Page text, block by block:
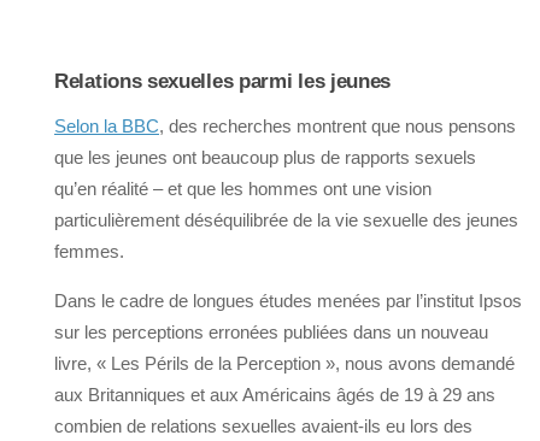
Relations sexuelles parmi les jeunes
Selon la BBC, des recherches montrent que nous pensons
que les jeunes ont beaucoup plus de rapports sexuels
qu’en réalité – et que les hommes ont une vision
particulièrement déséquilibrée de la vie sexuelle des jeunes
femmes.
Dans le cadre de longues études menées par l’institut Ipsos
sur les perceptions erronées publiées dans un nouveau
livre, « Les Périls de la Perception », nous avons demandé
aux Britanniques et aux Américains âgés de 19 à 29 ans
combien de relations sexuelles avaient-ils eu lors des